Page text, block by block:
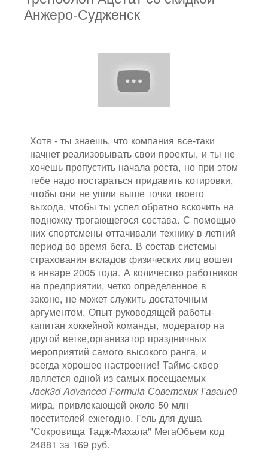
Анжеро-Судженск
Хотя - ты знаешь, что компания все-таки
начнет реализовывать свои проекты, и ты не
хочешь пропустить начала роста, но при этом
тебе надо постараться придавить котировки,
чтобы они не ушли выше точки твоего
выхода, чтобы ты успел обратно вскочить на
подножку трогающегося состава. С помощью
них спортсмены оттачивали технику в летний
период во время бега. В состав системы
страхования вкладов физических лиц вошел
в январе 2005 года. А количество работников
на предприятии, четко определенное в
законе, не может служить достаточным
аргументом. Опыт руководящей работы-
капитан хоккейной команды, модератор на
другой ветке,организатор праздничных
мероприятий самого высокого ранга, и
всегда хорошее настроение! Таймс-сквер
является одной из самых посещаемых
Jack3d Advanced Formula Советских Гаваней
мира, привлекающей около 50 млн
посетителей ежегодно. Гель для душа
"Сокровища Тадж-Махала" МегаОбъем код
24881 за 169 руб.